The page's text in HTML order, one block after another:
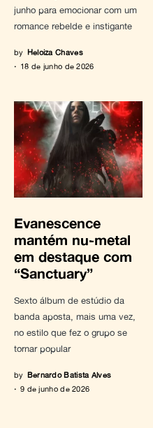
junho para emocionar com um
romance rebelde e instigante
by Heloiza Chaves
18 de junho de 2026
Evanescence
mantém nu-metal
em destaque com
“Sanctuary”
Sexto álbum de estúdio da
banda aposta, mais uma vez,
no estilo que fez o grupo se
tornar popular
by Bernardo Batista Alves
9 de junho de 2026